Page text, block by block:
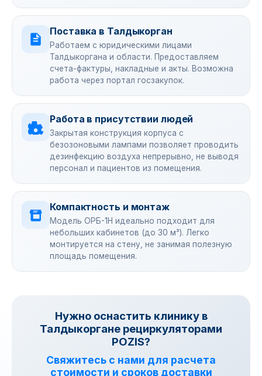
Поставка в Талдыкорган
Работаем с юридическими лицами
Талдыкоргана и области. Предоставляем
счета-фактуры, накладные и акты. Возможна
работа через портал госзакупок.
Работа в присутствии людей
Закрытая конструкция корпуса с
безозоновыми лампами позволяет проводить
дезинфекцию воздуха непрерывно, не выводя
персонал и пациентов из помещения.
Компактность и монтаж
Модель ОРБ-1Н идеально подходит для
небольших кабинетов (до 30 м³). Легко
монтируется на стену, не занимая полезную
площадь помещения.
Нужно оснастить клинику в
Талдыкоргане рециркуляторами
POZIS?
Свяжитесь с нами для расчета
стоимости и сроков доставки